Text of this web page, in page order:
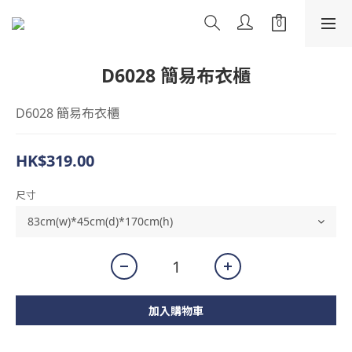
D6028 簡易布衣櫃
D6028 簡易布衣櫃
HK$319.00
尺寸
加入購物車